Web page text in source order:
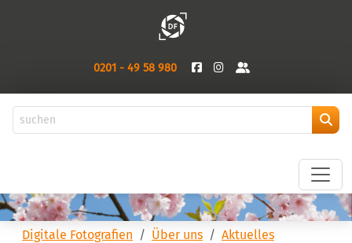
0201 - 49 58 980
Digitale Fotografien Über uns
Aktuelles